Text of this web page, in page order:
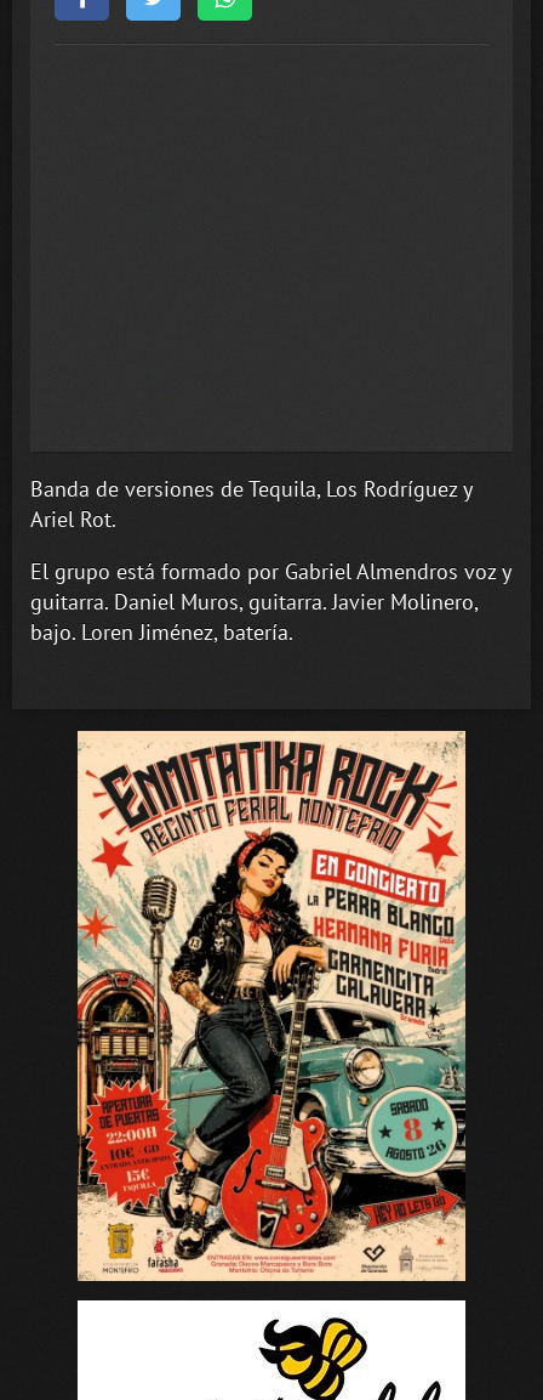
Banda de versiones de Tequila, Los Rodríguez y
Ariel Rot.
El grupo está formado por Gabriel Almendros voz y
guitarra. Daniel Muros, guitarra. Javier Molinero,
bajo. Loren Jiménez, batería.